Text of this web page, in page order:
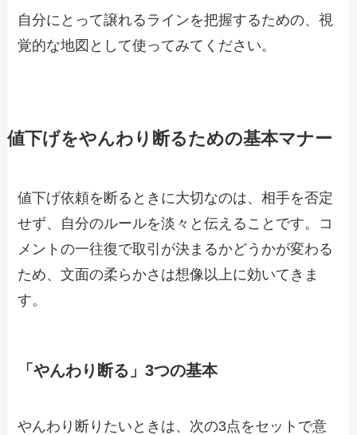
自分にとって譲れるラインを把握するための、視
覚的な地図として使ってみてください。
値下げをやんわり断るための基本マナー
値下げ依頼を断るときに大切なのは、相手を否定
せず、自分のルールを淡々と伝えることです。コ
メントの一往復で取引が決まるかどうかが変わる
ため、文面の柔らかさは想像以上に効いてきま
す。
「やんわり断る」3つの基本
やんわり断りたいときは、次の3点をセットで意